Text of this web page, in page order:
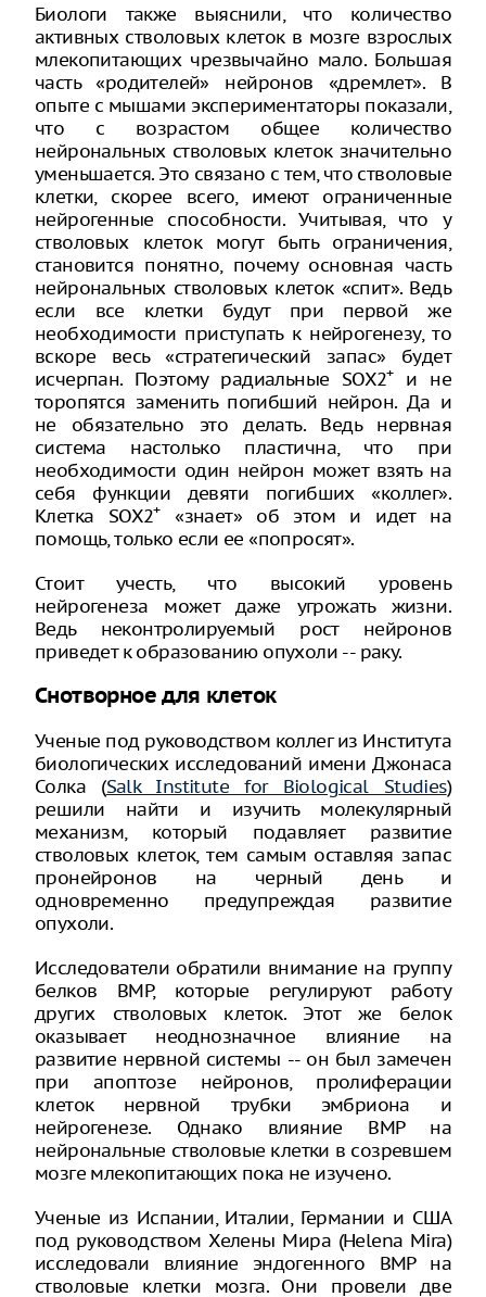
Биологи также выяснили, что количество
активных стволовых клеток в мозге взрослых
млекопитающих чрезвычайно мало. Большая
часть «родителей» нейронов «дремлет». В
опыте с мышами экспериментаторы показали,
что с возрастом общее количество
нейрональных стволовых клеток значительно
уменьшается. Это связано с тем, что стволовые
клетки, скорее всего, имеют ограниченные
нейрогенные способности. Учитывая, что у
стволовых клеток могут быть ограничения,
становится понятно, почему основная часть
нейрональных стволовых клеток «спит». Ведь
если все клетки будут при первой же
необходимости приступать к нейрогенезу, то
вскоре весь «стратегический запас» будет
исчерпан. Поэтому радиальные SOX2+и не
торопятся заменить погибший нейрон. Да и
не обязательно это делать. Ведь нервная
система настолько пластична, что при
необходимости один нейрон может взять на
себя функции девяти погибших «коллег».
Клетка SOX2+«знает» об этом и идет на
помощь, только если ее «попросят».
Стоит учесть, что высокий уровень
нейрогенеза может даже угрожать жизни.
Ведь неконтролируемый рост нейронов
приведет к образованию опухоли -- раку.
Снотворное для клеток
Ученые под руководством коллег из Института
биологических исследований имени Джонаса
Солка (Salk Institute for Biological Studies)
решили найти и изучить молекулярный
механизм, который подавляет развитие
стволовых клеток, тем самым оставляя запас
пронейронов на черный день и
одновременно предупреждая развитие
опухоли.
Исследователи обратили внимание на группу
белков BMP, которые регулируют работу
других стволовых клеток. Этот же белок
оказывает неоднозначное влияние на
развитие нервной системы -- он был замечен
при апоптозе нейронов, пролиферации
клеток нервной трубки эмбриона и
нейрогенезе. Однако влияние BMP на
нейрональные стволовые клетки в созревшем
мозге млекопитающих пока не изучено.
Ученые из Испании, Италии, Германии и США
под руководством Хелены Мира (Helena Mira)
исследовали влияние эндогенного BMP на
стволовые клетки мозга. Они провели две